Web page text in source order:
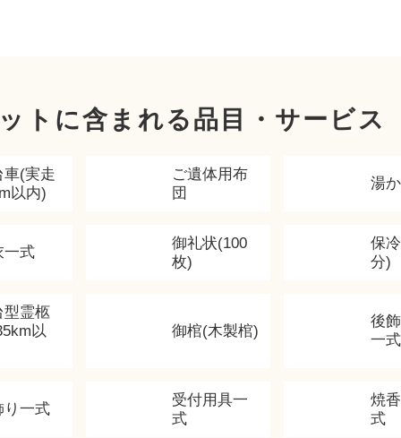
トに含まれる品目・サービス
車(実走
以内)
ご遺体用布
団
湯
一式
御礼状(100
枚)
保
分)
型霊柩
以
御棺(木製棺)
後
一
り一式
受付用具一
式
焼
式